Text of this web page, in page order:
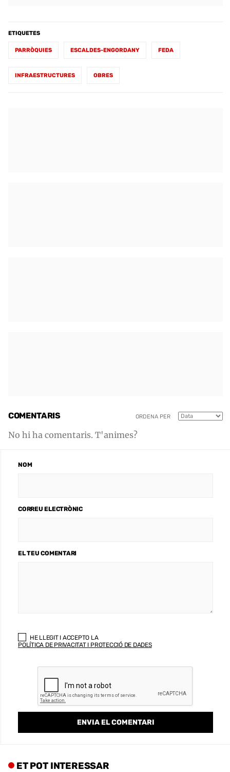
ETIQUETES
PARRÒQUIES ESCALDES-ENGORDANY FEDA
INFRAESTRUCTURES OBRES
COMENTARIS ORDENA PER
No hi ha comentaris. T'animes?
NOM
CORREU ELECTRÒNIC
EL TEU COMENTARI
HE LLEGIT I ACCEPTO LA
POLÍTICA DE PRIVACITAT I PROTECCIÓ DE DADES
ET POT INTERESSAR